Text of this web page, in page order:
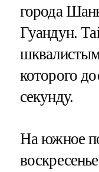
города
Гуандун.
которого
секунду.
На южное